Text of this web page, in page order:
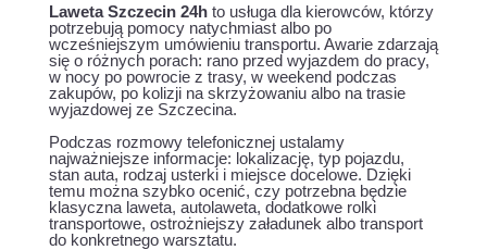
Laweta Szczecin 24hto usługa dla kierowców, którzy
potrzebują pomocy natychmiast albo po
wcześniejszym umówieniu transportu. Awarie zdarzają
się o różnych porach: rano przed wyjazdem do pracy,
w nocy po powrocie z trasy, w weekend podczas
zakupów, po kolizji na skrzyżowaniu albo na trasie
wyjazdowej ze Szczecina.
Podczas rozmowy telefonicznej ustalamy
najważniejsze informacje: lokalizację, typ pojazdu,
stan auta, rodzaj usterki i miejsce docelowe. Dzięki
temu można szybko ocenić, czy potrzebna będzie
klasyczna laweta, autolaweta, dodatkowe rolki
transportowe, ostrożniejszy załadunek albo transport
do konkretnego warsztatu.